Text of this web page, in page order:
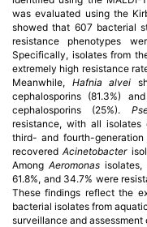
was evaluated using the
showed that 607 bacterial
resistance phenotypes
Specifically, isolates from
extremely high resistance
Meanwhile, Hafnia alvei
cephalosporins (81.3%)
cephalosporins (25%).
resistance, with all isolates
third- and fourth-generation
recoveredAcinetobacter
Among Aeromonasisolates,
61.8%, and 34.7% were
These findings reflect the
bacterial isolates from
surveillance and